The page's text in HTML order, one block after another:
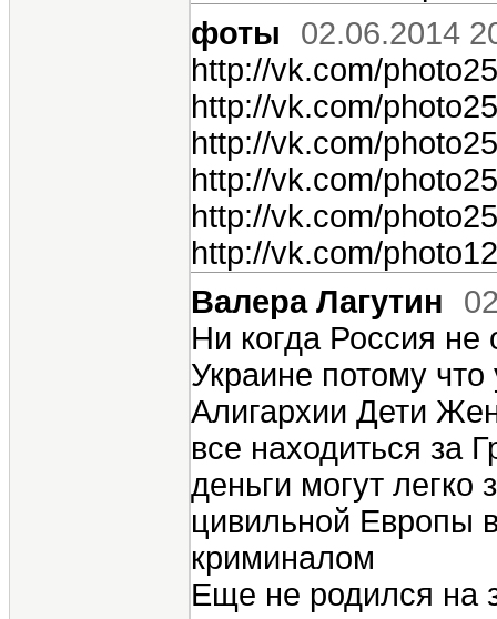
фоты
02.06.2014
http://vk.com/
http://vk.com/
http://vk.com/
http://vk.com/
http://vk.com/
http://vk.com/
Валера Лагутин
Ни когда Россия
Украине потому
Алигархии Дети
все находиться за
деньги могут легко
цивильной Европы
криминалом
Еще не родился на